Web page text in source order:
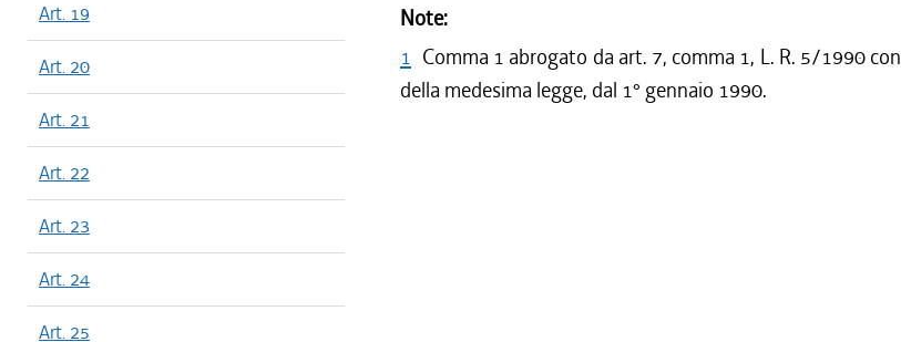
Art. 19
Art. 20
Art. 21
Art. 22
Art. 23
Art. 24
Art. 25
Note:
1 Comma 1 abrogato da art. 7, comma 1, L. R. 5/1990
della medesima legge, dal 1° gennaio 1990.